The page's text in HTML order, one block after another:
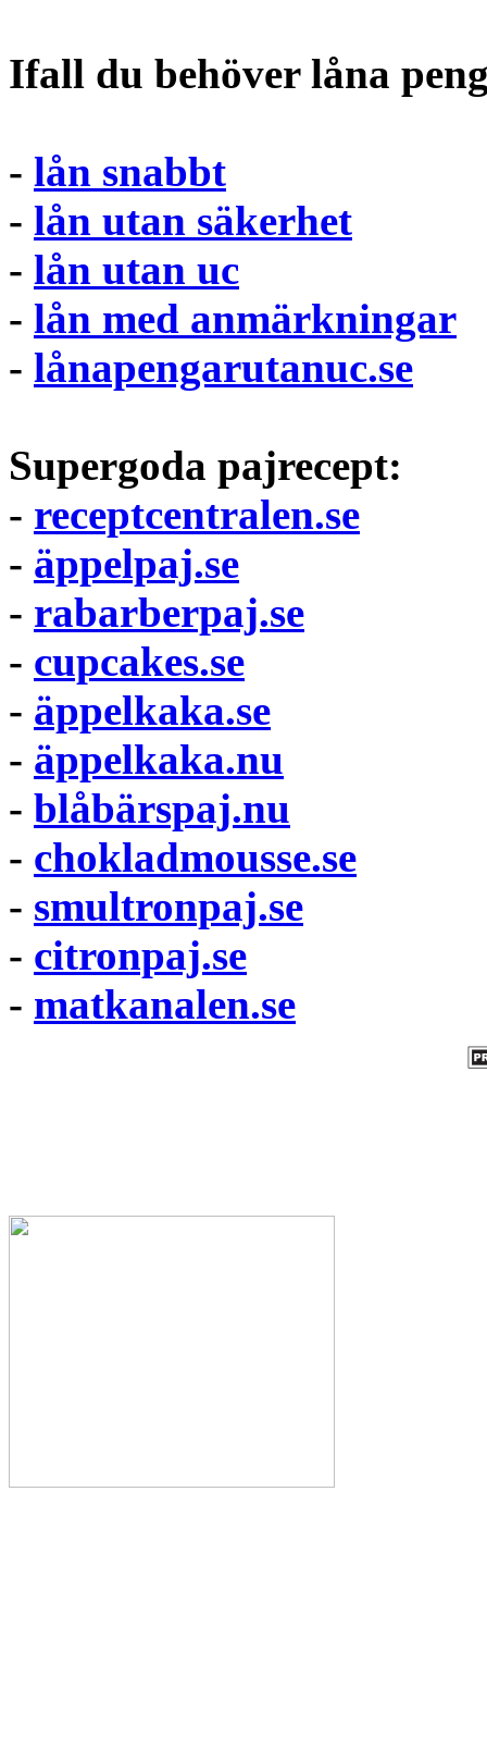
Ifall du behöver låna
- lån snabbt
- lån utan säkerhet
- lån utan uc
- lån med anmärkningar
- lånapengarutanuc.se
Supergoda pajrecept:
- receptcentralen.se
- äppelpaj.se
- rabarberpaj.se
- cupcakes.se
- äppelkaka.se
- äppelkaka.nu
- blåbärspaj.nu
- chokladmousse.se
- smultronpaj.se
- citronpaj.se
- matkanalen.se